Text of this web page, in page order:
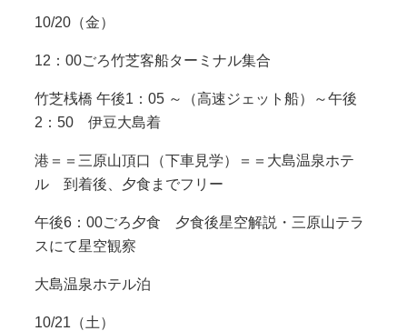
10/20（金）
12：00ごろ竹芝客船ターミナル集合
竹芝桟橋 午後1：05 ～（高速ジェット船）～午後
2：50 伊豆大島着
港＝＝三原山頂口（下車見学）＝＝大島温泉ホテ
ル 到着後、夕食までフリー
午後6：00ごろ夕食 夕食後星空解説・三原山テラ
スにて星空観察
大島温泉ホテル泊
10/21（土）